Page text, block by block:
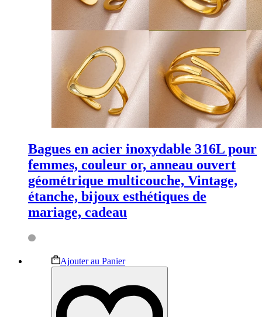
Bagues en acier inoxydable 316L pour
femmes, couleur or, anneau ouvert
géométrique multicouche, Vintage,
étanche, bijoux esthétiques de
mariage, cadeau
Ajouter au PanierCe
produit
plusieurs
variations.